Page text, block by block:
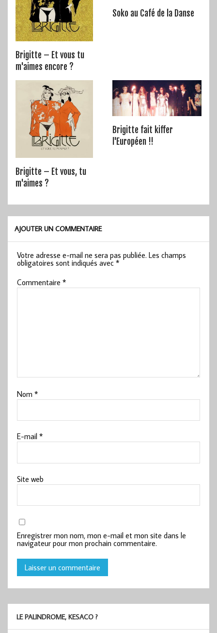
Brigitte – Et vous tu
m'aimes encore ?
Soko au Café de la Danse
Brigitte – Et vous, tu
m'aimes ?
Brigitte fait kiffer
l'Européen !!
AJOUTER UN COMMENTAIRE
Votre adresse e-mail ne sera pas publiée. Les champs
obligatoires sont indiqués avec*
Commentaire*
Nom*
E-mail*
Site web
Enregistrer mon nom, mon e-mail et mon site dans le
navigateur pour mon prochain commentaire.
LE PALINDROME, KESACO ?